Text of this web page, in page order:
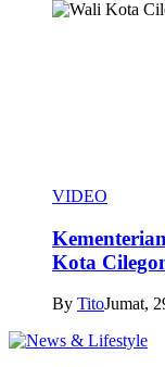
VIDEO
Kota
By TitoJumat,